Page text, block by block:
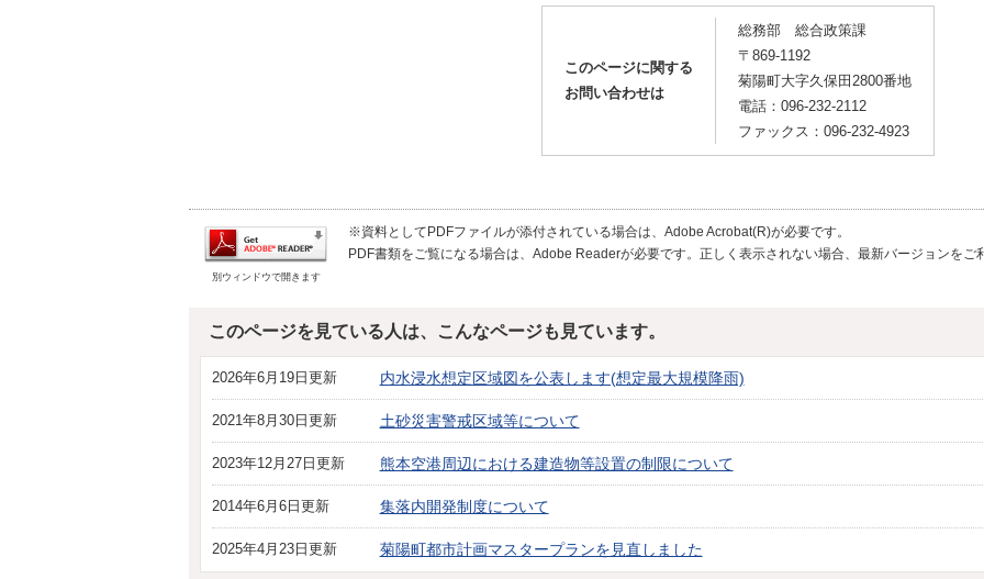
このページに関する
お問い合わせは
総務部 総合政策課
〒869-1192
菊陽町大字久保田2800番地
電話：096-232-2112
ファックス：096-232-4923
別ウィンドウで開きます
※資料としてPDFファイルが添付されている場合は、Adobe Acrobat(R)が必要です。
PDF書類をご覧になる場合は、Adobe Readerが必要です。正しく表示されない場合、最新バージョンをご
このページを見ている人は、こんなページも見ています。
2026年6月19日更新 内水浸水想定区域図を公表します(想定最大規模降雨)
2021年8月30日更新 土砂災害警戒区域等について
2023年12月27日更新 熊本空港周辺における建造物等設置の制限について
2014年6月6日更新 集落内開発制度について
2025年4月23日更新 菊陽町都市計画マスタープランを見直しました